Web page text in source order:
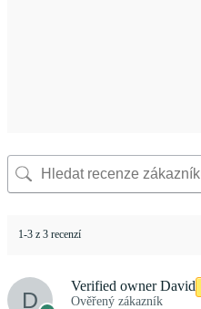
1-3 z 3 recenzí
Verified ownerDavid
Ověřený zákazník